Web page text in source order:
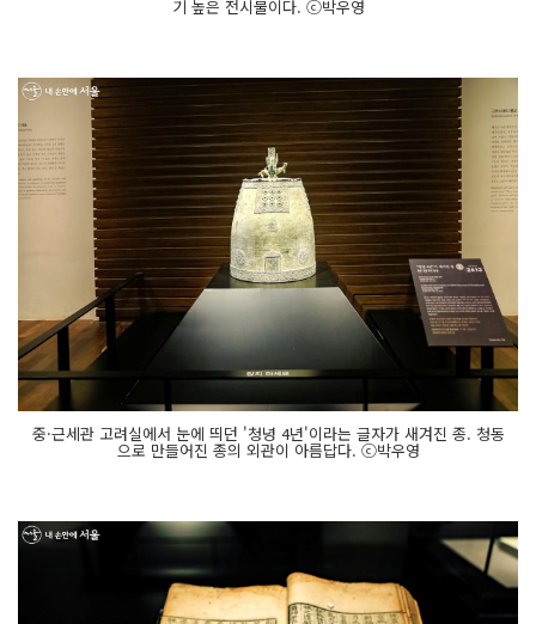
기 높은 전시물이다. ⓒ박우영
중·근세관 고려실에서 눈에 띄던 '청녕 4년'이라는 글자가 새겨진 종. 청동
으로 만들어진 종의 외관이 아름답다. ⓒ박우영